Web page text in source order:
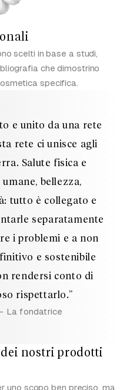
scelti in base a studi,
che dimostrino
specifica.
e unito da una rete
rete ci unisce agli
Salute fisica e
bellezza,
tutto è collegato e
separatamente
i problemi e a non
e sostenibile
rendersi conto di
rispettarlo.”
La fondatrice
dei nostri prodotti
uno scopo ben preciso, ma